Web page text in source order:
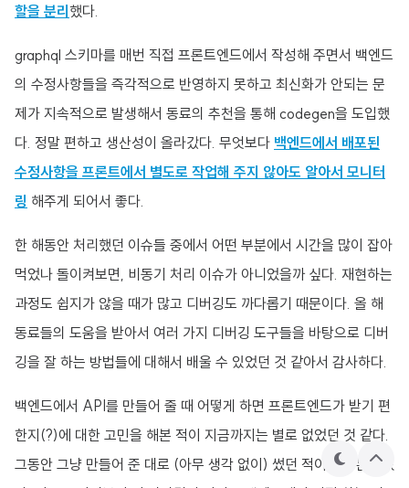
할을 분리했다.
graphql 스키마를 매번 직접 프론트엔드에서 작성해 주면서 백엔드
의 수정사항들을 즉각적으로 반영하지 못하고 최신화가 안되는 문
제가 지속적으로 발생해서 동료의 추천을 통해 codegen을 도입했
다. 정말 편하고 생산성이 올라갔다. 무엇보다 백엔드에서 배포된
수정사항을 프론트에서 별도로 작업해 주지 않아도 알아서 모니터
링 해주게 되어서 좋다.
한 해동안 처리했던 이슈들 중에서 어떤 부분에서 시간을 많이 잡아
먹었나 돌이켜보면, 비동기 처리 이슈가 아니었을까 싶다. 재현하는
과정도 쉽지가 않을 때가 많고 디버깅도 까다롭기 때문이다. 올 해
동료들의 도움을 받아서 여러 가지 디버깅 도구들을 바탕으로 디버
깅을 잘 하는 방법들에 대해서 배울 수 있었던 것 같아서 감사하다.
백엔드에서 API를 만들어 줄 때 어떻게 하면 프론트엔드가 받기 편
한지(?)에 대한 고민을 해본 적이 지금까지는 별로 없었던 것 같다.
그동안 그냥 만들어 준 대로 (아무 생각 없이) 썼던 적이 대부분이었
테
상